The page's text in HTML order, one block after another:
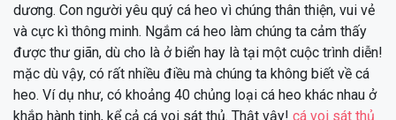
dương. Con người yêu quý cá heo vì chúng thân thiện, vui vẻ
và cực kì thông minh. Ngắm cá heo làm chúng ta cảm thấy
được thư giãn, dù cho là ở biển hay là tại một cuộc trình diễn!
mặc dù vậy, có rất nhiều điều mà chúng ta không biết về cá
heo. Ví dụ như, có khoảng 40 chủng loại cá heo khác nhau ở
khắp hành tinh, kể cả cá voi sát thủ. Thật vậy! cá voi sát thủ